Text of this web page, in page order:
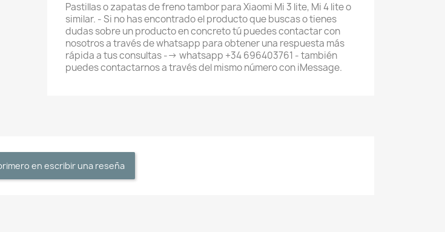
Pastillas o zapatas de freno tambor para Xiaomi Mi 3 lite, Mi 4 lite o
similar. - Si no has encontrado el producto que buscas o tienes
dudas sobre un producto en concreto tú puedes contactar con
nosotros a través de whatsapp para obtener una respuesta más
rápida a tus consultas --> whatsapp +34 696403761 - también
puedes contactarnos a través del mismo número con iMessage.
en escribir una reseña